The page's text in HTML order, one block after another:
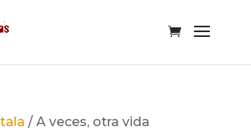
/ A veces, otra vida